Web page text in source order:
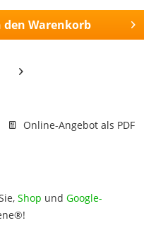
den Warenkorb
Online-Angebot als PDF
Shop und Google-